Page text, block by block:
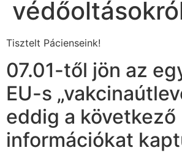
Tisztelt Pácienseink!
07.01-től jön az
EU-s
eddig a következő
információkat